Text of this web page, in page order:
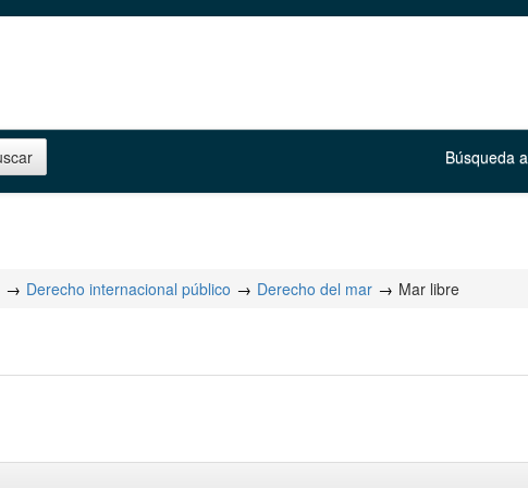
Búsqueda
Derecho internacional público Derecho del mar Mar libre